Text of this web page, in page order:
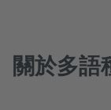
關於多語